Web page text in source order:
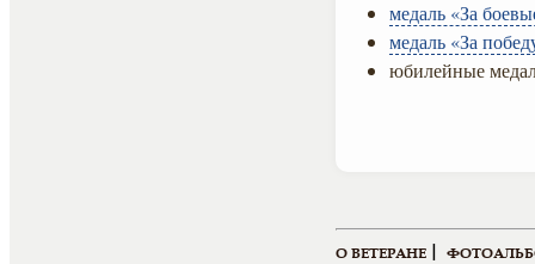
медаль «За
медаль «За
юбилейные
О ВЕТЕРАНЕ |